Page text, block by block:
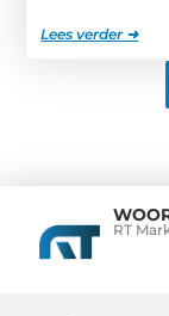
Lees verder ➜
RT